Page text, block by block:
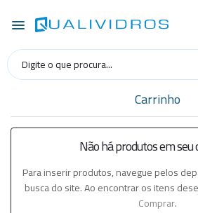
Carrinho
Não há produtos em seu
Para inserir produtos, navegue pelos
busca do site. Ao encontrar os itens
Comprar.